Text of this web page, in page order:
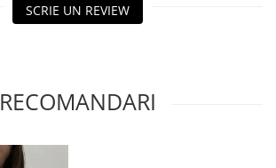
SCRIE UN REVIEW
RECOMANDARI